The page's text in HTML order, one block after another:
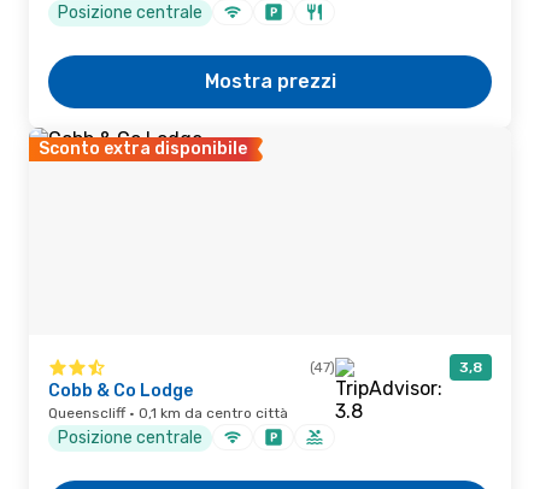
Posizione centrale
Mostra prezzi
Sconto extra disponibile
(47) 3,8
Cobb & Co Lodge
Queenscliff · 0,1 km da centro città
Posizione centrale